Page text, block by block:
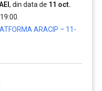
, din data de 11 oct.
ARACIP – 11-